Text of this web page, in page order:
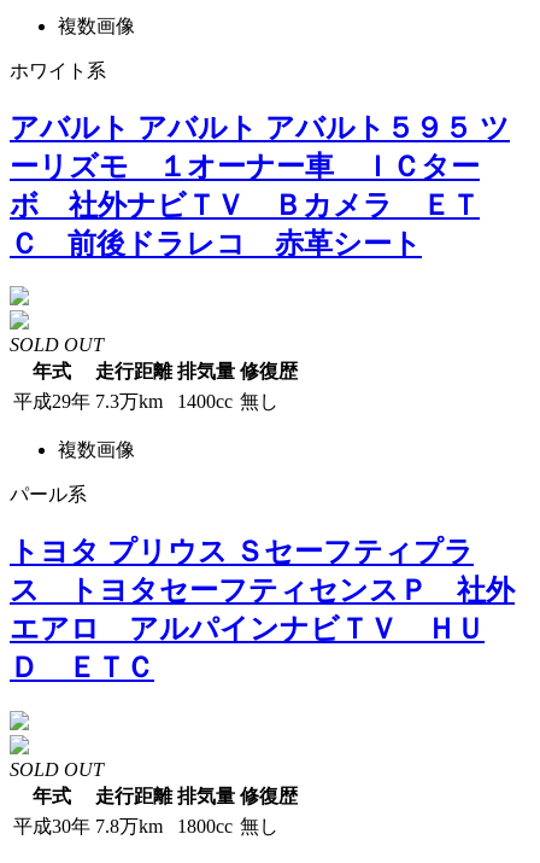
複数画像
ホワイト系
アバルト アバルト アバルト５９５ ツ
ーリズモ １オーナー車 ＩＣター
ボ 社外ナビＴＶ Ｂカメラ ＥＴ
Ｃ 前後ドラレコ 赤革シート
SOLD OUT
年式
走行距離 排気量 修復歴
平成29年 7.3万km 1400cc 無し
複数画像
パール系
トヨタ プリウス Ｓセーフティプラ
ス トヨタセーフティセンスＰ 社外
エアロ アルパインナビＴＶ ＨＵ
Ｄ ＥＴＣ
SOLD OUT
年式
走行距離 排気量 修復歴
平成30年 7.8万km 1800cc 無し